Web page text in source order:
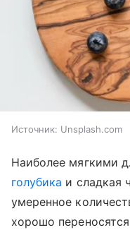
Источник: Unsplash.com
Наиболее мягкими
голубика и сладкая
умеренное
хорошо